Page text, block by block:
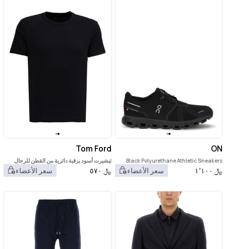
ON
Black Polyurethane Athletic Sneakers
﷼ ١٬١٠٠ سعر الأعضاء
Tom Ford
تيشيرت أسود برقبة دائرية من القطن للرجال
﷼ ٥٧٠ سعر الأعضاء